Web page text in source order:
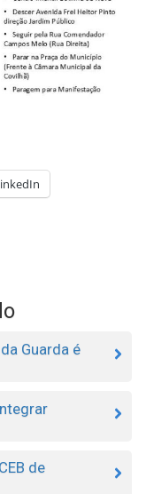
Guarda é
de